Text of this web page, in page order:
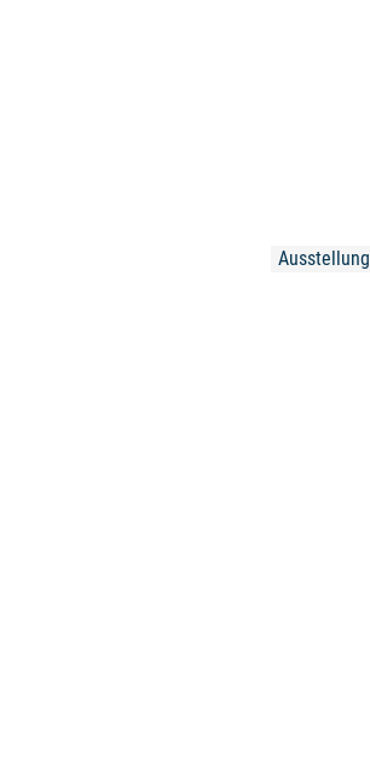
Ausstellung